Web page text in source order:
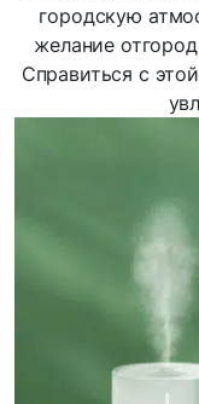
городскую
желание
Справиться с